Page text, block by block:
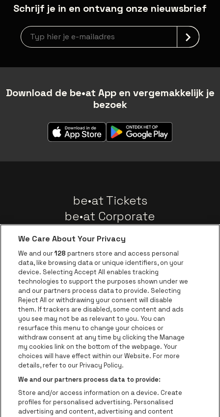
Schrijf je in en ontvang onze nieuwsbrief
newsLetterLabel
Download de be•at App en vergemakkelijk je
bezoek
be•at Tickets
be•at Corporate
Nieuws
Instagram
Facebook
Threads
TiktokYoutube
Ga naar de website van AFAS Software logo
Ga naar de website van Lotto
Ga naar de
Ga naar de website van Trixxo
Ga naar de
Ga naar de website van Coca-Cola
Ga naar de website van
Ga naar de
Ga naar de website van
Ga naar de website
be•at Business is een deel vanbe•at
Be-At Venues
Schijnpoortweg 119, 2170 Antwerpen
We Care About Your Privacy
We and our128 partners store and access personal
data, like browsing data or unique identifiers, on your
device. Selecting Accept All enables tracking
technologies to support the purposes shown under we
and our partners process data to provide. Selecting
Reject All or withdrawing your consent will disable
them. If trackers are disabled, some content and ads
you see may not be as relevant to you. You can
resurface this menu to change your choices or
withdraw consent at any time by clicking the Manage
my cookies link on the bottom of the webpage. Your
choices will have effect within our Website. For more
details, refer to our Privacy Policy.
We and our partners process data to provide:
Store and/or access information on a device. Create
profiles for personalised advertising. Personalised
advertising and content, advertising and content